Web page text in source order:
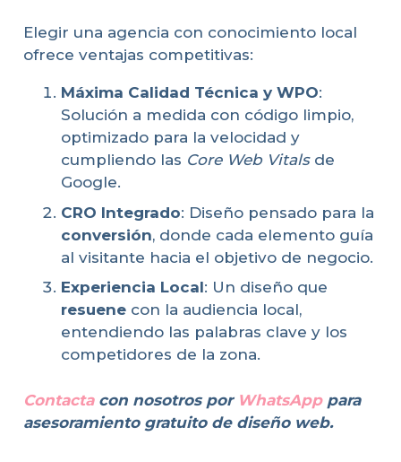
Elegir una agencia con conocimiento local
ofrece ventajas competitivas:
Máxima Calidad Técnica y WPO:
Solución a medida con código limpio,
optimizado para la velocidad y
cumpliendo las Core Web Vitalsde
Google.
CRO Integrado: Diseño pensado para la
conversión, donde cada elemento guía
al visitante hacia el objetivo de negocio.
Experiencia Local: Un diseño que
resuene con la audiencia local,
entendiendo las palabras clave y los
competidores de la zona.
Contactacon nosotros por WhatsApppara
asesoramiento gratuito de diseño web.